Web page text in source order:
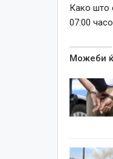
Како што
07:00
Можеби